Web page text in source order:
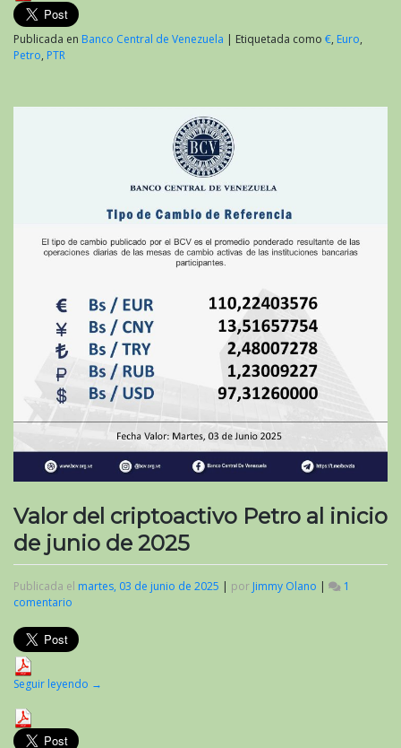
Publicada en Banco Central de Venezuela | Etiquetada como €, Euro,
Petro, PTR
Valor del criptoactivo Petro al inicio
de junio de 2025
Publicada el martes, 03 de junio de 2025 | por Jimmy Olano |
1
comentario
del
criptoactivo
al
junio
Seguir leyendo →